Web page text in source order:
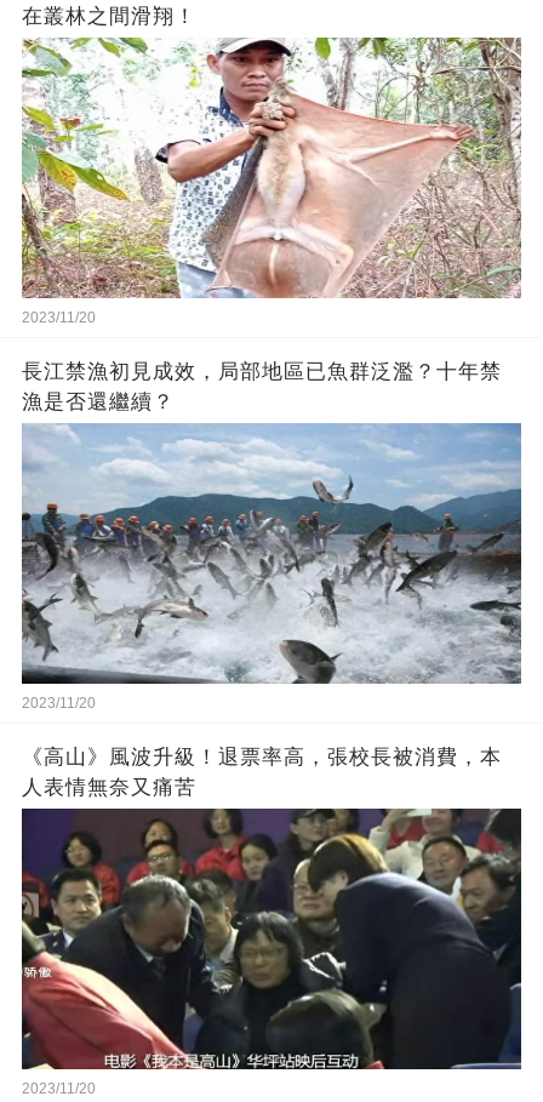
在叢林之間滑翔！
2023/11/20
長江禁漁初見成效，局部地區已魚群泛濫？十年禁
漁是否還繼續？
2023/11/20
《高山》風波升級！退票率高，張校長被消費，本
人表情無奈又痛苦
2023/11/20